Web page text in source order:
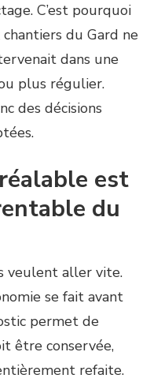
C’est pourquoi
du Gard ne
dans une
plus régulier.
des décisions
est
du
veulent aller vite.
se fait avant
permet de
être conservée,
refaite.